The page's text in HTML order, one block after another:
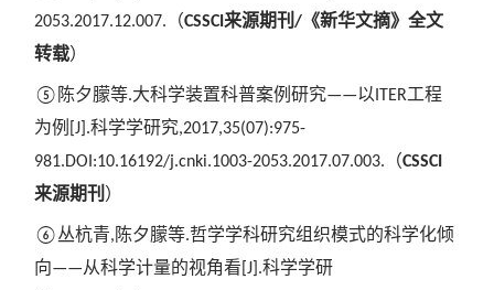
2053.2017.12.007.
（CSSCI来源期刊 / 《新华文摘》全文
转载）
⑤ 陈夕朦等.大科学装置科普案例研究——以 ITER工程
为例 [J].科学学研究,2017,35(07):975-
981.DOI:10.16192/j.cnki.1003-2053.2017.07.003.
（CSSCI
来源期刊 ）
⑥丛杭青, 陈夕朦等.哲学学科研究组织模式的科学化倾
向——从科学计量的视角看 [J].科学学研